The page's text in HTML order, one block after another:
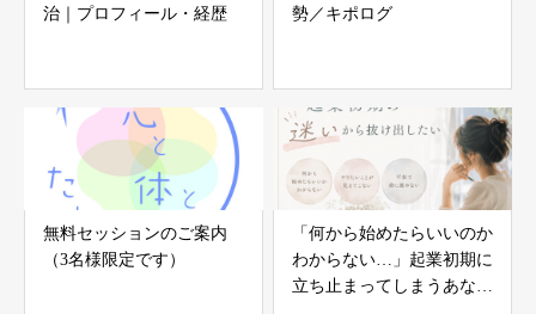
治｜プロフィール・経歴
勢／キポログ
無料セッションのご案内
（3名様限定です）
「何から始めたらいいのか
わからない…」起業初期に
立ち止まってしまうあなた